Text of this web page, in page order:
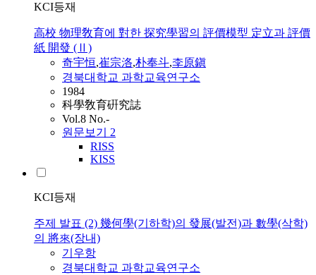
KCI등재
高校 物理敎育에 對한 探究學習의 評價模型 定立과 評價
紙 開發 (Ⅱ)
奇宇恒,崔宗洛,朴奉斗,李原鎭
경북대학교 과학교육연구소
1984
科學敎育硏究誌
Vol.8 No.-
원문보기 2
RISS
KISS
KCI등재
주제 발표 (2) 幾何學(기하학)의 發展(발전)과 數學(삭학)
의 將來(장내)
기우항
경북대학교 과학교육연구소